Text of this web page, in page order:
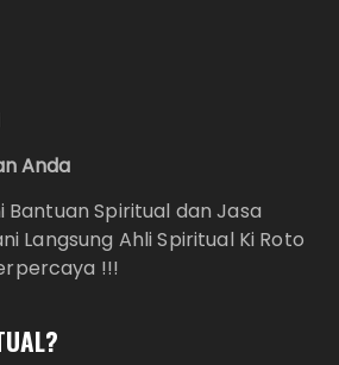
Anda
Bantuan Spiritual dan Jasa
Langsung Ahli Spiritual Ki Roto
!!!